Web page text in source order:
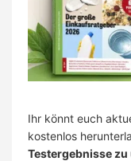
Ihr könnt euch
kostenlos
Testergebnisse